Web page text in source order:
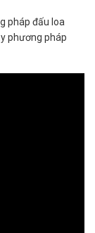
pháp đấu loa
phương pháp